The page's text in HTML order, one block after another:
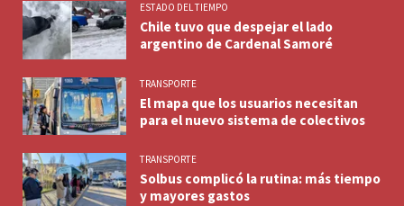
ESTADO DEL TIEMPO
Chile tuvo que despejar el lado
argentino de Cardenal Samoré
TRANSPORTE
El mapa que los usuarios necesitan
para el nuevo sistema de colectivos
TRANSPORTE
Solbus complicó la rutina: más tiempo
y mayores gastos